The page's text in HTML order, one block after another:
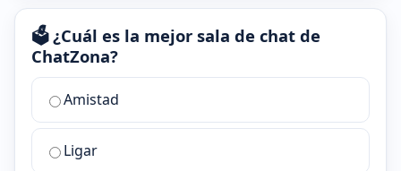
🗳️ ¿Cuál es la mejor sala de chat de
ChatZona?
¿Cuál
la
mejor
Amistad
Ligar